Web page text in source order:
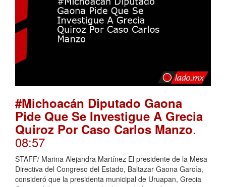
#Michoacán Diputado Gaona
Pide Que Se Investigue A Grecia
Quiroz Por Caso Carlos Manzo.
08:57
STAFF/ Marina Alejandra Martínez El presidente de la Mesa
Directiva del Congreso del Estado, Baltazar Gaona García,
consideró que la presidenta municipal de Uruapan, Grecia